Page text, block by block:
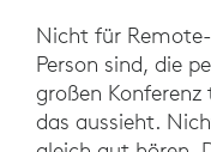
Nicht für Remote-
Person sind, die
großen
das aussieht.